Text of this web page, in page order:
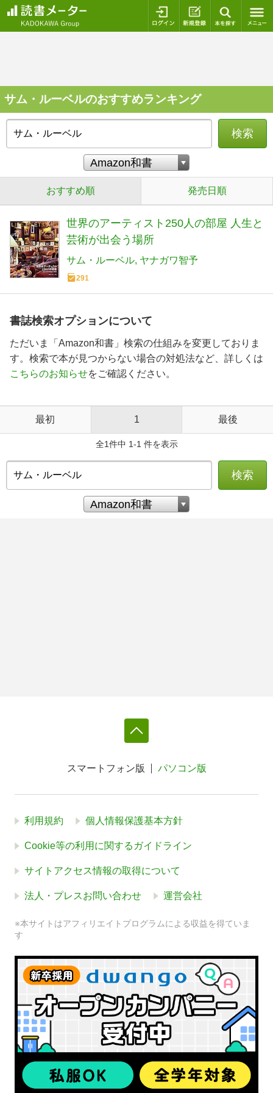
ログイン 新規登録
サム・ルーベルのおすすめランキング
検索
おすすめ順 発売日順
世界のアーティスト250人の部屋 人生と
芸術が出会う場所
サム・ルーベル ヤナガワ智予
291
書誌検索オプションについて
ただいま「Amazon和書」検索の仕組みを変更しておりま
す。検索で本が見つからない場合の対処法など、詳しくは
こちらのお知らせをご確認ください。
最初 1 最後
全1件中 1-1 件を表示
検索
スマートフォン版 パソコン版
利用規約 個人情報保護基本方針
Cookie等の利用に関するガイドライン
サイトアクセス情報の取得について
法人・プレスお問い合わせ 運営会社
※本サイトはアフィリエイトプログラムによる収益を得ていま
す